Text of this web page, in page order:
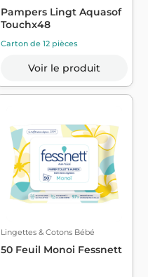
Pampers Lingt Aquasof
Touchx48
Carton de 12 pièces
Voir le produit
Lingettes & Cotons Bébé
50 Feuil Monoi Fessnett